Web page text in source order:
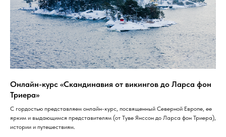
Онлайн-курс «Скандинавия от викингов до Ларса фон
Триера»
С гордостью представляем онлайн-курс, посвященный Северной Европе, ее
ярким и выдающимся представителям (от Туве Янссон до Ларса фон Триера),
истории и путешествиям.